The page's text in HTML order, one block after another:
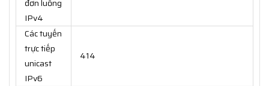
đơn luồng
IPv4
Các tuyến
trực tiếp
unicast
IPv6
414